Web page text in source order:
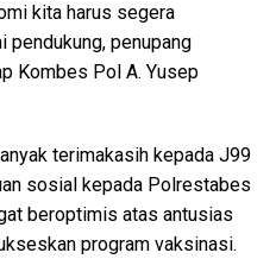
kita harus segera
pendukung, penupang
Kombes Pol A. Yusep
terimakasih kepada J99
sosial kepada Polrestabes
beroptimis atas antusias
program vaksinasi.